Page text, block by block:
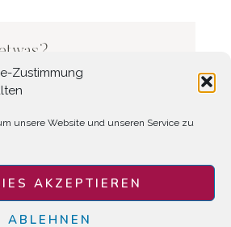
Zustimmung
unsere Website und unseren Service zu
AKZEPTIEREN
ABLEHNEN